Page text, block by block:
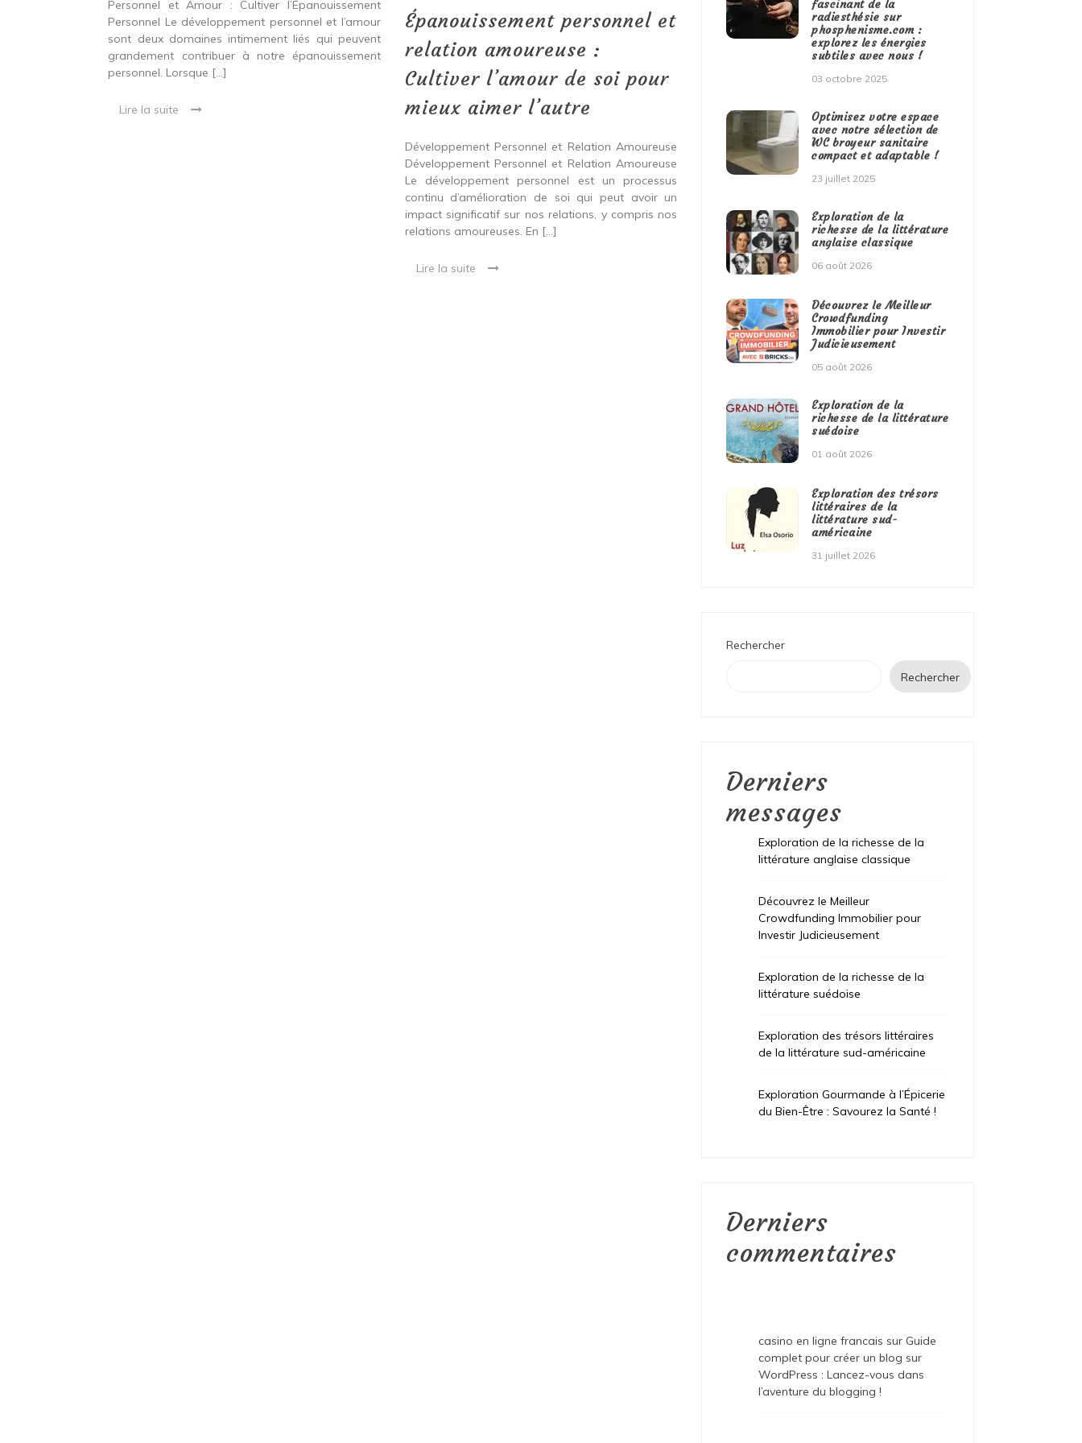
Personnel et Amour : Cultiver l’Épanouissement
Personnel Le développement personnel et l’amour
sont deux domaines intimement liés qui peuvent
grandement contribuer à notre épanouissement
personnel. Lorsque […]
Lire la suite
l’amour
pour
mieux
Épanouissement personnel et
relation amoureuse :
Cultiver l’amour de soi pour
mieux aimer l’autre
Développement Personnel et Relation Amoureuse
Développement Personnel et Relation Amoureuse
Le développement personnel est un processus
continu d’amélioration de soi qui peut avoir un
impact significatif sur nos relations, y compris nos
relations amoureuses. En […]
Lire la suite
fascinant de la
radiesthésie sur
phosphenisme.com :
explorez les énergies
subtiles avec nous !
03 octobre 2025
Optimisez votre espace
avec notre sélection de
WC broyeur sanitaire
compact et adaptable !
23 juillet 2025
Exploration de la
richesse de la littérature
anglaise classique
06 août 2026
Découvrez le Meilleur
Crowdfunding
Immobilier pour Investir
Judicieusement
05 août 2026
Exploration de la
richesse de la littérature
suédoise
01 août 2026
Exploration des trésors
littéraires de la
littérature sud-
américaine
31 juillet 2026
Rechercher
Rechercher
Derniers
messages
Exploration de la richesse de la
littérature anglaise classique
Découvrez le Meilleur
Crowdfunding Immobilier pour
Investir Judicieusement
Exploration de la richesse de la
littérature suédoise
Exploration des trésors littéraires
de la littérature sud-américaine
Exploration Gourmande à l’Épicerie
du Bien-Être : Savourez la Santé !
Derniers
commentaires
casino en ligne francais sur Guide
complet pour créer un blog sur
WordPress : Lancez-vous dans
l’aventure du blogging !